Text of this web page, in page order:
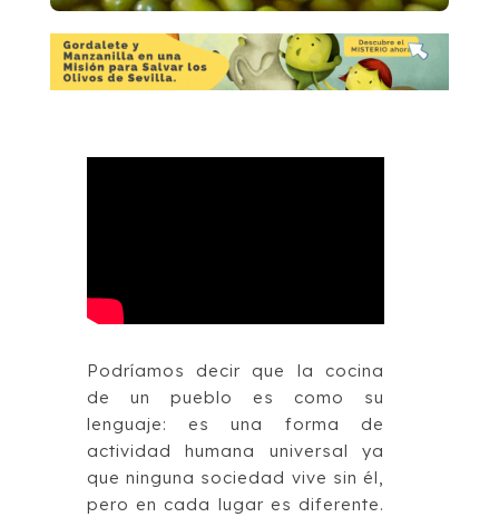
Podríamos decir que la cocina
de un pueblo es como su
lenguaje: es una forma de
actividad humana universal ya
que ninguna sociedad vive sin él,
pero en cada lugar es diferente.